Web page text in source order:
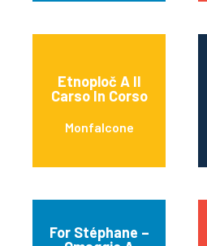
Etnoploč A Il
Carso In Corso
Monfalcone
For Stéphane –